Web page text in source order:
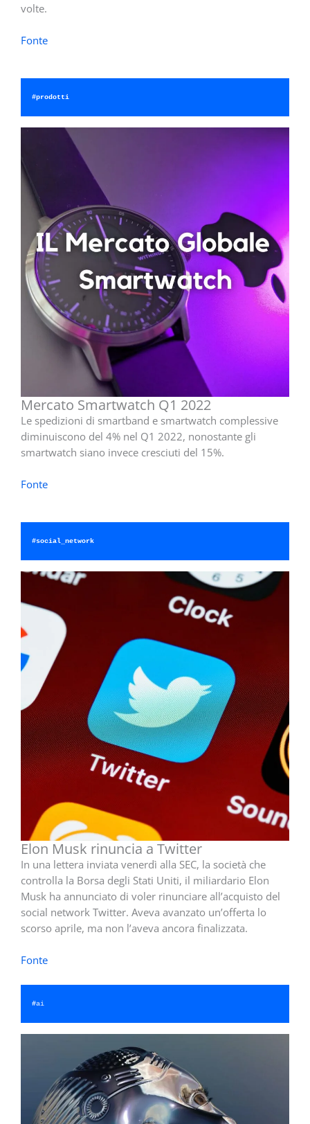
volte.
Fonte
#prodotti
Mercato Smartwatch Q1 2022
Le spedizioni di smartband e smartwatch complessive
diminuiscono del 4% nel Q1 2022, nonostante gli
smartwatch siano invece cresciuti del 15%.
Fonte
#social_network
Elon Musk rinuncia a Twitter
In una lettera inviata venerdì alla SEC, la società che
controlla la Borsa degli Stati Uniti, il miliardario Elon
Musk ha annunciato di voler rinunciare all’acquisto del
social network Twitter. Aveva avanzato un’offerta lo
scorso aprile, ma non l’aveva ancora finalizzata.
Fonte
#ai